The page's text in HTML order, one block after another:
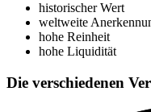
historischer Wert
weltweite
hohe Reinheit
hohe Liquidität
Die verschiedenen